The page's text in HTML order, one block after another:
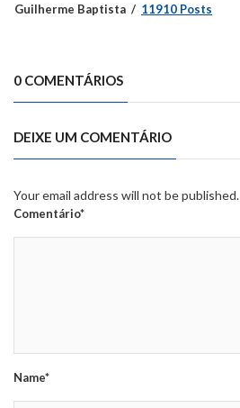
Guilherme Baptista 11910 Posts
0 COMENTÁRIOS
DEIXE UM COMENTÁRIO
Your email address will not be published.
Comentário*
Name*